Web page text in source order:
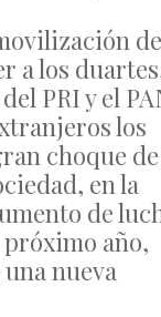
de
a los
PRI y el
los
choque de
en la
de
próximo año,
nueva